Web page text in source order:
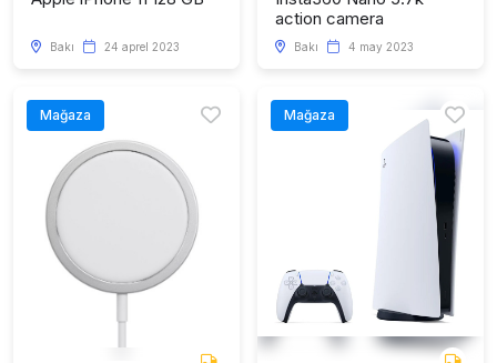
Bakı 24 aprel 2023
action camera
Bakı 4 may 2023
Mağaza Mağaza